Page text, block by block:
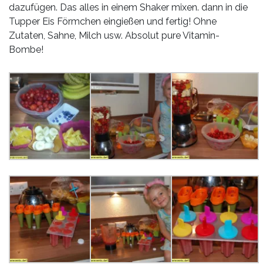
dazufügen. Das alles in einem Shaker mixen. dann in die
Tupper Eis Förmchen eingießen und fertig! Ohne
Zutaten, Sahne, Milch usw. Absolut pure Vitamin-
Bombe!